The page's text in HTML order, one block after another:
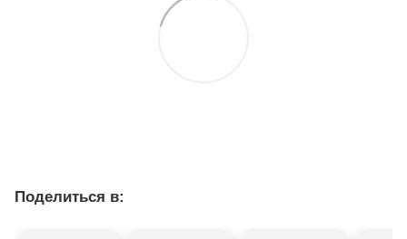
Поделиться в: